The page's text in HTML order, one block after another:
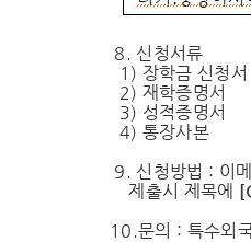
8. 신청서류
1) 장학금 신청서
2) 재학증명서
3) 성적증명서
4) 통장사본
9. 신청방법 : 이
제출시 제목에
10.문의 : 특수외